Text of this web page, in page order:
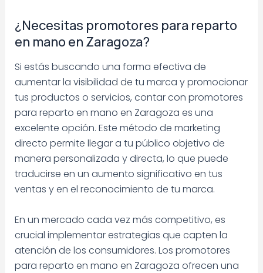
¿Necesitas promotores para reparto
en mano en Zaragoza?
Si estás buscando una forma efectiva de
aumentar la visibilidad de tu marca y promocionar
tus productos o servicios, contar con promotores
para reparto en mano en Zaragoza es una
excelente opción. Este método de marketing
directo permite llegar a tu público objetivo de
manera personalizada y directa, lo que puede
traducirse en un aumento significativo en tus
ventas y en el reconocimiento de tu marca.
En un mercado cada vez más competitivo, es
crucial implementar estrategias que capten la
atención de los consumidores. Los promotores
para reparto en mano en Zaragoza ofrecen una